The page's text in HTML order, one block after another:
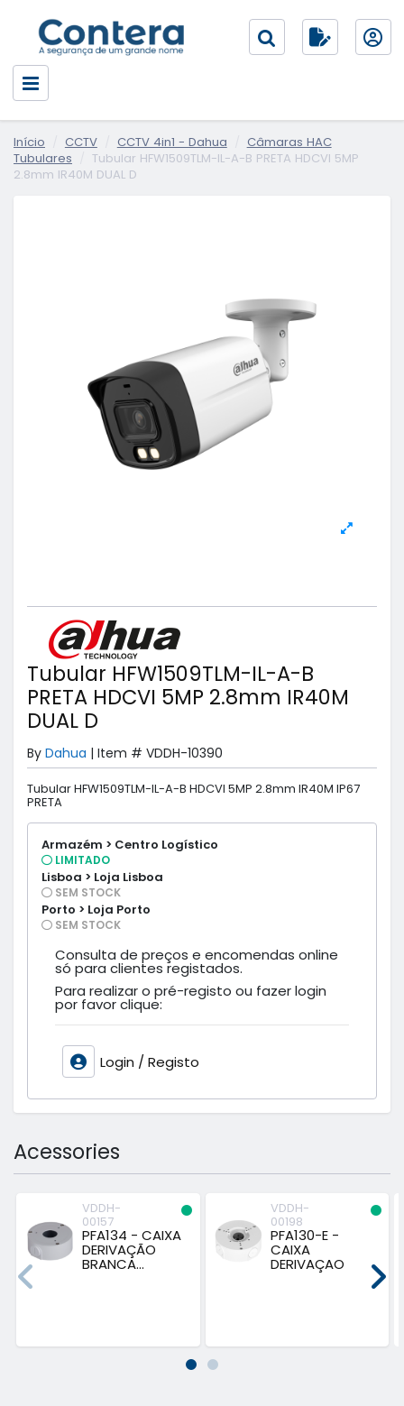
Início CCTV CCTV 4in1 - Dahua
Câmaras HAC
Tubulares
Tubular HFW1509TLM-IL-A-B PRETA HDCVI 5MP
2.8mm IR40M DUAL D
Tubular HFW1509TLM-IL-A-B
PRETA HDCVI 5MP 2.8mm IR40M
DUAL D
By Dahua | Item # VDDH-10390
Tubular HFW1509TLM-IL-A-B HDCVI 5MP 2.8mm IR40M IP67
PRETA
Armazém > Centro Logístico
LIMITADO
Lisboa > Loja Lisboa
SEM STOCK
Porto > Loja Porto
SEM STOCK
Consulta de preços e encomendas online
só para clientes registados.
Para realizar o pré-registo ou fazer login
por favor clique:
Login / Registo
Acessories
VDDH-
00157
PFA134 - CAIXA
DERIVAÇÃO
BRANCA...
VDDH-
00198
PFA130-E -
CAIXA
DERIVAÇAO
BRANCA...